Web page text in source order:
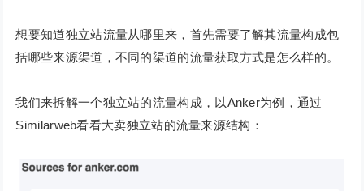
想要知道独立站流量从哪里来，首先需要了解其流量构成包
括哪些来源渠道，不同的渠道的流量获取方式是怎么样的。
我们来拆解一个独立站的流量构成，以Anker为例，通过
Similarweb看看大卖独立站的流量来源结构：